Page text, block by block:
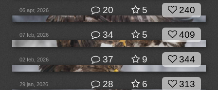
06 apr, 2026 20 5 240
07 feb, 2026 34 5 409
02 feb, 2026 37 9 344
29 jan, 2026 28 6 313